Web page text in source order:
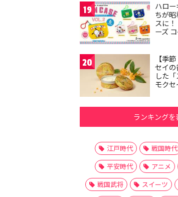
19
ハロ
ちが
スに
ーズ
20
【季
セイ
した
モク
ランキングを
江戸時代 戦国時代
平安時代
アニメ
戦国武将
スイーツ